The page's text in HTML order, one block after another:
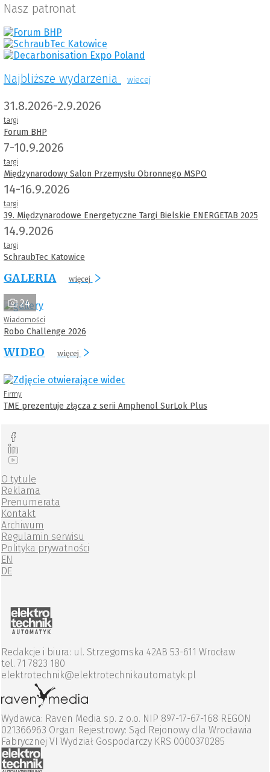
Nasz patronat
Najbliższe wydarzenia wiecej
31.8.2026-2.9.2026
targi
Forum BHP
7-10.9.2026
targi
Międzynarodowy Salon Przemysłu Obronnego MSPO
14-16.9.2026
targi
39. Międzynarodowe Energetyczne Targi Bielskie ENERGETAB 2025
14.9.2026
targi
SchraubTec Katowice
GALERIA więcej
24
Wiadomości
Robo Challenge 2026
WIDEO więcej
Firmy
TME prezentuje złącza z serii Amphenol SurLok Plus
O tytule
Reklama
Prenumerata
Kontakt
Archiwum
Regulamin serwisu
Polityka prywatności
EN
DE
Redakcje i biura: ul. Strzegomska 42AB 53-611 Wrocław
tel. 71 7823 180
elektrotechnik@elektrotechnikautomatyk.pl
Wydawca: Raven Media sp. z o.o. NIP 897-17-67-168 REGON
021366963 Organ Rejestrowy: Sąd Rejonowy dla Wrocławia
Fabrycznej VI Wydział Gospodarczy KRS 0000370285